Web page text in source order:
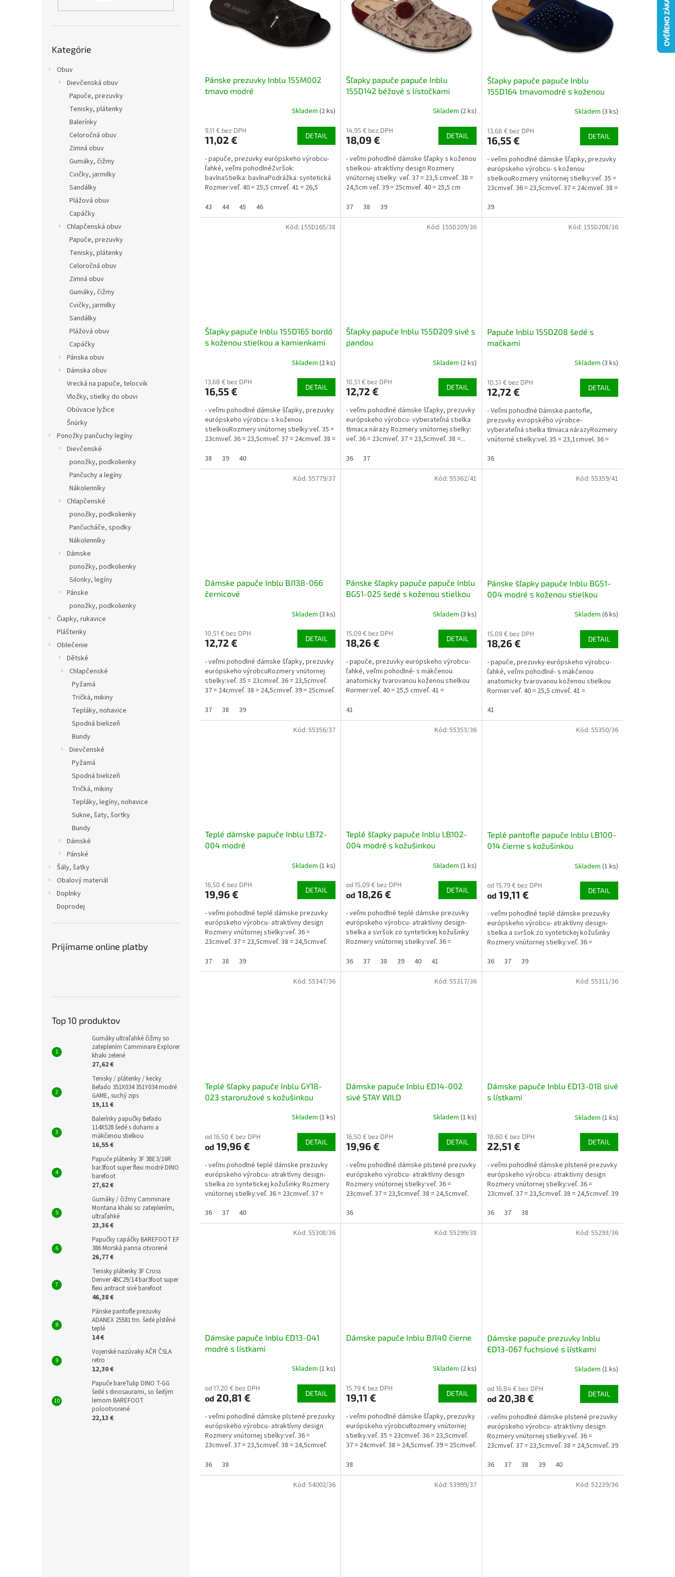
kategórie
Kategórie
Obuv
Dievčenská obuv
Papuče, prezuvky
Tenisky, plátenky
Balerínky
Celoročná obuv
Zimná obuv
Gumáky, čižmy
Cvičky, jarmilky
Sandálky
Plážová obuv
Capáčky
Chlapčenská obuv
Papuče, prezuvky
Tenisky, plátenky
Celoročná obuv
Zimná obuv
Gumáky, čižmy
Cvičky, jarmilky
Sandálky
Plážová obuv
Capáčky
Pánska obuv
Dámska obuv
Vrecká na papuče, telocvik
Vložky, stielky do obuvi
Obúvacie lyžice
Šnúrky
Ponožky pančuchy legíny
Dievčenské
ponožky, podkolienky
Pančuchy a legíny
Nákolenníky
Chlapčenské
ponožky, podkolienky
Pančucháče, spodky
Nákolenníky
Dámske
ponožky, podkolienky
Silonky, legíny
Pánske
ponožky, podkolienky
Čiapky, rukavice
Pláštenky
Oblečenie
Dětské
Chlapčenské
Pyžamá
Tričká, mikiny
Tepláky, nohavice
Spodná bielizeň
Bundy
Dievčenské
Pyžamá
Spodná bielizeň
Tričká, mikiny
Tepláky, legíny, nohavice
Sukne, šaty, šortky
Bundy
Dámské
Pánské
Šály, šatky
Obalový materiál
Doplnky
Doprodej
Prijímame online platby
Top 10 produktov
Gumáky ultraľahké čižmy so
zateplením Camminare Explorer
khaki zelené
27,62 €
Tenisky / plátenky / kecky
Befado 351X034 351Y034 modré
GAME, suchý zips
19,11 €
Balerínky papučky Befado
114X528 šedé s duhami a
mäkčenou stielkou
16,55 €
Papuče plátenky 3F 3BE3/16R
bar3foot super flexi modré DINO
barefoot
27,62 €
Gumáky / čižmy Camminare
Montana khaki so zateplením,
ultraľahké
23,36 €
Papučky capáčky BAREFOOT EF
386 Morská panna otvorené
26,77 €
Tenisky plátenky 3F Cross
Denver 4BC29/14 bar3foot super
flexi antracit sivé barefoot
46,38 €
Pánske pantofle prezuvky
ADANEX 25581 tm. šedé plstěné
teplé
14 €
Vojenské nazúvaky AČR ČSLA
retro
12,30 €
Papuče bareTulip DINO T-GG
šedé s dinosaurami, so šedým
lemom BAREFOOT
polootvorené
22,13 €
Pánske prezuvky Inblu 155M002
tmavo modré
Skladem (2 ks)
9,11 € bez DPH
11,02 € DETAIL
- papuče, prezuvky európskeho výrobcu-
ľahké, veľmi pohodlnéZvršok:
bavlnaStielka: bavlnaPodrážka: syntetická
Rozmer:veľ. 40 = 25,5 cmveľ. 41 = 26,5
43
44 45 46
Šľapky papuče papuče Inblu
155D142 béžové s lístočkami
Skladem (2 ks)
14,95 € bez DPH
18,09 € DETAIL
- veľmi pohodlné dámske šľapky s koženou
stielkou- atraktívny design Rozmery
vnútornej stielky: veľ. 37 = 23,5 cmveľ. 38 =
24,5cm veľ. 39 = 25cmveľ. 40 = 25,5 cm
37
38 39
Šľapky papuče papuče Inblu
155D164 tmavomodré s koženou
Skladem (3 ks)
13,68 € bez DPH
16,55 € DETAIL
- veľmi pohodlné dámske šľapky, prezuvky
európskeho výrobcu- s koženou
stielkouRozmery vnútornej stielky:veľ. 35 =
23cmveľ. 36 = 23,5cmveľ. 37 = 24cmveľ. 38 =
39
Šľapky papuče Inblu 155D165 bordó
s koženou stielkou a kamienkami
Skladem (2 ks)
13,68 € bez DPH
16,55 € DETAIL
- veľmi pohodlné dámske šľapky, prezuvky
európskeho výrobcu- s koženou
stielkouRozmery vnútornej stielky:veľ. 35 =
23cmveľ. 36 = 23,5cmveľ. 37 = 24cmveľ. 38 =
38
39 40
Kód: 155D165/38
Šľapky papuče Inblu 155D209 sivé s
pandou
Skladem (2 ks)
10,51 € bez DPH
12,72 € DETAIL
- veľmi pohodlné dámske šľapky, prezuvky
európskeho výrobcu- vyberateľná stielka
tlmiaca nárazy Rozmery vnútornej stielky:
veľ. 36 = 23cmveľ. 37 = 23,5cmveľ. 38 =...
36
37
Kód: 155D209/36
Papuče Inblu 155D208 šedé s
mačkami
Skladem (3 ks)
10,51 € bez DPH
12,72 € DETAIL
- Veľmi pohodlné Dámske pantofle,
prezuvky evropského výrobce-
vyberateľná stielka tlmiaca nárazyRozmery
vnútorné stielky:vel. 35 = 23,1cmvel. 36 =
36
Kód: 155D208/36
Dámske papuče Inblu BJ138-066
černicové
Skladem (3 ks)
10,51 € bez DPH
12,72 € DETAIL
- veľmi pohodlné dámske šľapky, prezuvky
európskeho výrobcuRozmery vnútornej
stielky:veľ. 35 = 23cmveľ. 36 = 23,5cmveľ.
37 = 24cmveľ. 38 = 24,5cmveľ. 39 = 25cmveľ.
37
38 39
Kód: 55779/37
Pánske šľapky papuče papuče Inblu
BG51-025 šedé s koženou stielkou
Skladem (3 ks)
15,09 € bez DPH
18,26 € DETAIL
- papuče, prezuvky európskeho výrobcu-
ľahké, veľmi pohodlné- s mäkčenou
anatomicky tvarovanou koženou stielkou
Rormer:veľ. 40 = 25,5 cmveľ. 41 =
41
Kód: 55362/41
Pánske šľapky papuče Inblu BG51-
004 modré s koženou stielkou
Skladem (6 ks)
15,09 € bez DPH
18,26 € DETAIL
- papuče, prezuvky európskeho výrobcu-
ľahké, veľmi pohodlné- s mäkčenou
anatomicky tvarovanou koženou stielkou
Rormer:veľ. 40 = 25,5 cmveľ. 41 =
41
Kód: 55359/41
Teplé dámske papuče Inblu LB72-
004 modré
Skladem (1 ks)
16,50 € bez DPH
19,96 € DETAIL
- veľmi pohodlné teplé dámske prezuvky
európskeho výrobcu- atraktívny design
Rozmery vnútornej stielky:veľ. 36 =
23cmveľ. 37 = 23,5cmveľ. 38 = 24,5cmveľ.
37
38 39
Kód: 55356/37
Teplé šľapky papuče Inblu LB102-
004 modré s kožušinkou
Skladem (1 ks)
od 15,09 € bez DPH
od 18,26 € DETAIL
- veľmi pohodlné teplé dámske prezuvky
európskeho výrobcu- atraktívny design-
stielka a svršok zo syntetickej kožušinky
Rozmery vnútornej stielky:veľ. 36 =
36
37 38 39 40 41
Kód: 55353/36
Teplé pantofle papuče Inblu LB100-
014 čierne s kožušinkou
Skladem (1 ks)
od 15,79 € bez DPH
od 19,11 € DETAIL
- veľmi pohodlné teplé dámske prezuvky
európskeho výrobcu- atraktívny design-
stielka a svršok zo syntetickej kožušinky
Rozmery vnútornej stielky:veľ. 36 =
36
37 39
Kód: 55350/36
Teplé šľapky papuče Inblu GY18-
023 staroružové s kožušinkou
Skladem (1 ks)
od 16,50 € bez DPH
od 19,96 € DETAIL
- veľmi pohodlné teplé dámske prezuvky
európskeho výrobcu- atraktívny design-
stielka zo syntetickej kožušinky Rozmery
vnútornej stielky:veľ. 36 = 23cmveľ. 37 =
36
37 40
Kód: 55347/36
Dámske papuče Inblu ED14-002
sivé STAY WILD
Skladem (1 ks)
16,50 € bez DPH
19,96 € DETAIL
- veľmi pohodlné dámske plstené prezuvky
európskeho výrobcu- atraktívny design
Rozmery vnútornej stielky:veľ. 36 =
23cmveľ. 37 = 23,5cmveľ. 38 = 24,5cmveľ.
36
Kód: 55317/36
Dámske papuče Inblu ED13-018 sivé
s lístkami ​
Skladem (1 ks)
18,60 € bez DPH
22,51 € DETAIL
- veľmi pohodlné dámske plstené prezuvky
európskeho výrobcu- atraktívny design
Rozmery vnútornej stielky:veľ. 36 =
23cmveľ. 37 = 23,5cmveľ. 38 = 24,5cmveľ. 39
36
37 38
Kód: 55311/36
Dámske papuče Inblu ED13-041
modré s lístkami
Skladem (1 ks)
od 17,20 € bez DPH
od 20,81 € DETAIL
- veľmi pohodlné dámske plstené prezuvky
európskeho výrobcu- atraktívny design
Rozmery vnútornej stielky:veľ. 36 =
23cmveľ. 37 = 23,5cmveľ. 38 = 24,5cmveľ.
36
38
Kód: 55308/36
Dámske papuče Inblu BJ140 čierne
Skladem (2 ks)
15,79 € bez DPH
19,11 € DETAIL
- veľmi pohodlné dámske šľapky, prezuvky
európskeho výrobcuRozmery vnútornej
stielky:veľ. 35 = 23cmveľ. 36 = 23,5cmveľ.
37 = 24cmveľ. 38 = 24,5cmveľ. 39 = 25cmveľ.
38
Kód: 55299/38
Dámske papuče prezuvky Inblu
ED13-067 fuchsiové s lístkami
Skladem (1 ks)
od 16,84 € bez DPH
od 20,38 € DETAIL
- veľmi pohodlné dámske plstené prezuvky
európskeho výrobcu- atraktívny design
Rozmery vnútornej stielky:veľ. 36 =
23cmveľ. 37 = 23,5cmveľ. 38 = 24,5cmveľ. 39
36
37 38 39 40
Kód: 55293/36
Kód: 54002/36 Kód: 53999/37 Kód: 52239/36